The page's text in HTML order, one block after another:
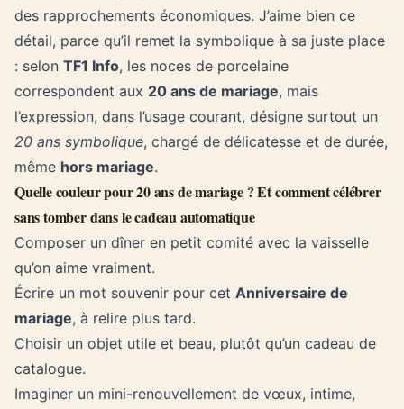
des rapprochements économiques. J’aime bien ce
détail, parce qu’il remet la symbolique à sa juste place
: selon TF1 Info, les noces de porcelaine
correspondent aux 20 ans de mariage, mais
l’expression, dans l’usage courant, désigne surtout un
20 ans symbolique, chargé de délicatesse et de durée,
même hors mariage.
Quelle couleur pour 20 ans de mariage ? Et comment célébrer
sans tomber dans le cadeau automatique
Composer un dîner en petit comité avec la vaisselle
qu’on aime vraiment.
Écrire un mot souvenir pour cet Anniversaire de
mariage, à relire plus tard.
Choisir un objet utile et beau, plutôt qu’un cadeau de
catalogue.
Imaginer un mini-renouvellement de vœux, intime,